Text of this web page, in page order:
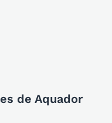
de Aquador